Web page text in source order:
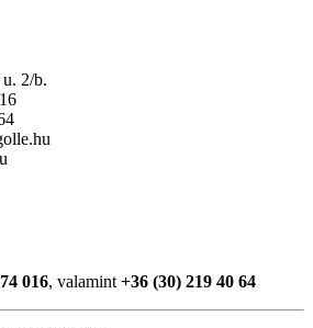
2/b.
016, valamint +36 (30) 219 40 64